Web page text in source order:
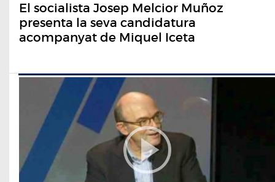
El socialista Josep Melcior Muñoz
presenta la seva candidatura
acompanyat de Miquel Iceta